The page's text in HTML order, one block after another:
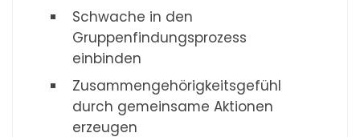
Schwache in den
Gruppenfindungsprozess
einbinden
Zusammengehörigkeitsgefühl
durch gemeinsame Aktionen
erzeugen